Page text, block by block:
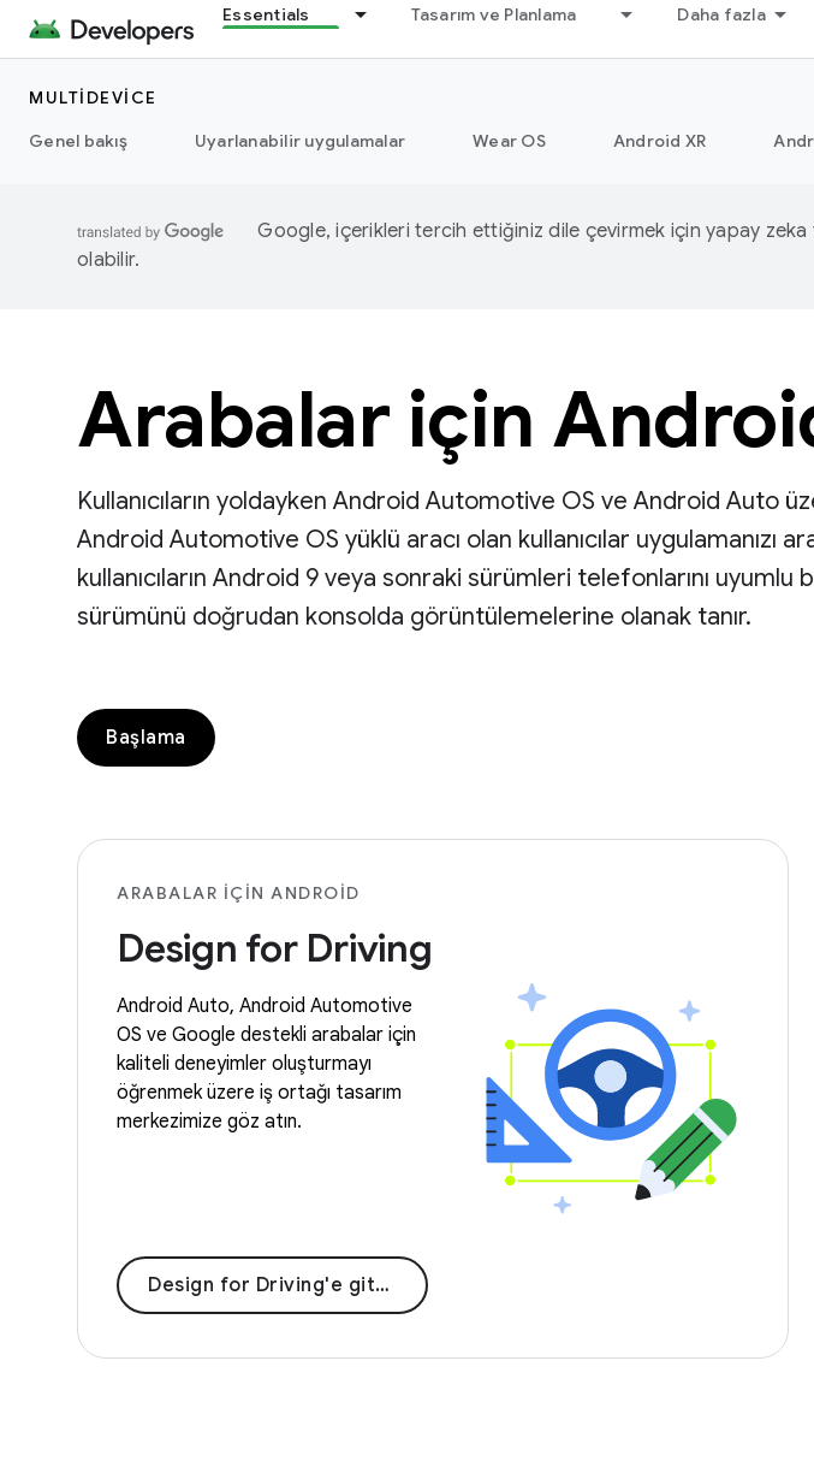
Essentials Tasarım ve Planlama Daha fazla
MULTIDEVICE
Genel bakış
Uyarlanabilir uygulamalar Wear OS Android XR
Google, içerikleri tercih ettiğiniz dile çevirmek için yapay zeka
olabilir.
Arabalar için
Kullanıcıların yoldayken Android Automotive OS ve Android Auto
Android Automotive OS yüklü aracı olan kullanıcılar uygulamanızı
kullanıcıların Android 9 veya sonraki sürümleri telefonlarını
sürümünü doğrudan konsolda görüntülemelerine olanak tanır.
Başlama
ARABALAR IÇIN ANDROID
Design for Driving
Android Auto, Android Automotive
OS ve Google destekli arabalar için
kaliteli deneyimler oluşturmayı
öğrenmek üzere iş ortağı tasarım
merkezimize göz atın.
Design for Driving'e gitme